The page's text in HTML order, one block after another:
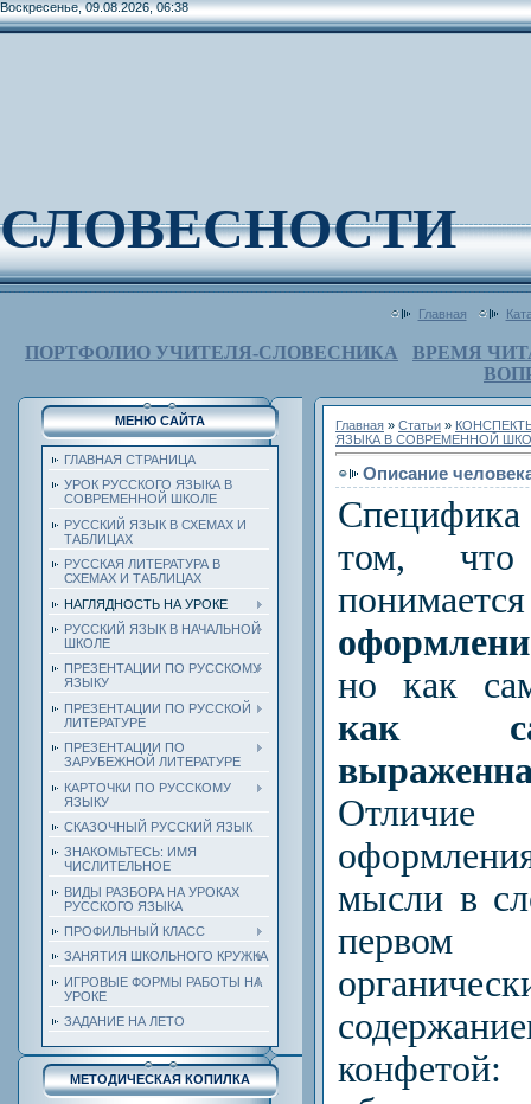
Воскресенье, 09.08.2026, 06:38
СЛОВЕСНОСТИ
Главная
ПОРТФОЛИО УЧИТЕЛЯ-СЛОВЕСНИКА
ВРЕМЯ
МЕНЮ САЙТА
ГЛАВНАЯ СТРАНИЦА
УРОК РУССКОГО ЯЗЫКА В
СОВРЕМЕННОЙ ШКОЛЕ
РУССКИЙ ЯЗЫК В СХЕМАХ И
ТАБЛИЦАХ
РУССКАЯ ЛИТЕРАТУРА В
СХЕМАХ И ТАБЛИЦАХ
НАГЛЯДНОСТЬ НА УРОКЕ
РУССКИЙ ЯЗЫК В НАЧАЛЬНОЙ
ШКОЛЕ
ПРЕЗЕНТАЦИИ ПО РУССКОМУ
ЯЗЫКУ
ПРЕЗЕНТАЦИИ ПО РУССКОЙ
ЛИТЕРАТУРЕ
ПРЕЗЕНТАЦИИ ПО
ЗАРУБЕЖНОЙ ЛИТЕРАТУРЕ
КАРТОЧКИ ПО РУССКОМУ
ЯЗЫКУ
СКАЗОЧНЫЙ РУССКИЙ ЯЗЫК
ЗНАКОМЬТЕСЬ: ИМЯ
ЧИСЛИТЕЛЬНОЕ
ВИДЫ РАЗБОРА НА УРОКАХ
РУССКОГО ЯЗЫКА
ПРОФИЛЬНЫЙ КЛАСС
ЗАНЯТИЯ ШКОЛЬНОГО КРУЖКА
ИГРОВЫЕ ФОРМЫ РАБОТЫ НА
УРОКЕ
ЗАДАНИЕ НА ЛЕТО
МЕТОДИЧЕСКАЯ КОПИЛКА
Главная » Статьи »
ЯЗЫКА В СОВРЕМЕННОЙ
Описание
том,
но как
как
мысли в
первом